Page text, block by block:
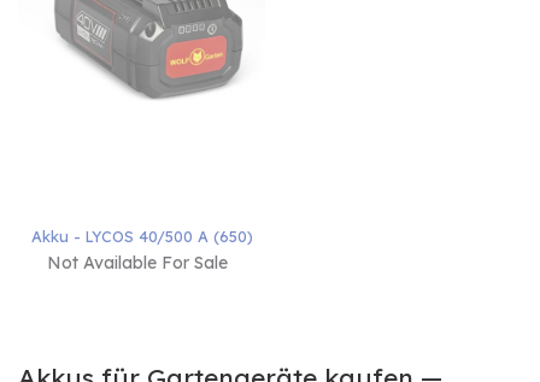
Akku - LYCOS 40/500 A (650)
Not Available For Sale